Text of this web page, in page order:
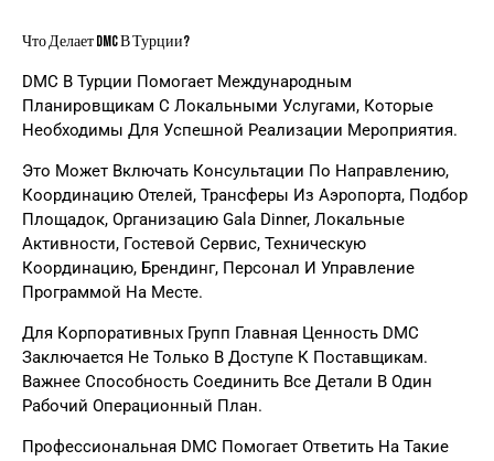
Что Делает DMC В Турции?
DMC В Турции Помогает Международным
Планировщикам С Локальными Услугами, Которые
Необходимы Для Успешной Реализации Мероприятия.
Это Может Включать Консультации По Направлению,
Координацию Отелей, Трансферы Из Аэропорта, Подбор
Площадок, Организацию Gala Dinner, Локальные
Активности, Гостевой Сервис, Техническую
Координацию, Брендинг, Персонал И Управление
Программой На Месте.
Для Корпоративных Групп Главная Ценность DMC
Заключается Не Только В Доступе К Поставщикам.
Важнее Способность Соединить Все Детали В Один
Рабочий Операционный План.
Профессиональная DMC Помогает Ответить На Такие